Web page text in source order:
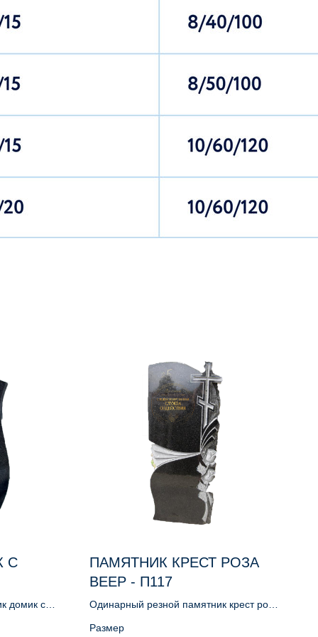
С
домик с
ПАМЯТНИК КРЕСТ РОЗА
ВЕЕР - П117
Одинарный резной памятник крест роза
Размер